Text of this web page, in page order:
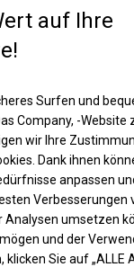
ansehen
Plane ändern
auf Ihre
Surfen und
Company, -Website
wir Ihre
Dank ihnen
anpassen
Verbesserungen
Analysen umsetzen
und der
Sie auf „ALLE